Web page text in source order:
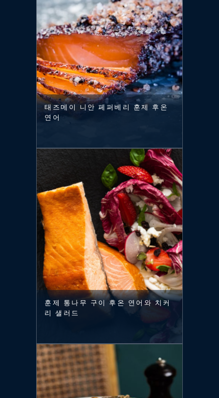
태즈메이 니안 페퍼베리 훈제 후온
연어
훈제 통나무 구이 후온 연어와 치커
리 샐러드